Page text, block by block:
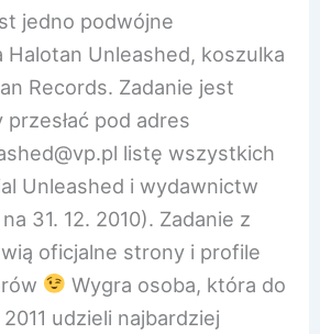
jedno podwójne
Halotan Unleashed, koszulka
Records. Zadanie jest
pod adres
listę wszystkich
Unleashed i wydawnictw
31. 12. 2010). Zadanie z
oficjalne strony i profile
Wygra osoba, która do
2011 udzieli najbardziej